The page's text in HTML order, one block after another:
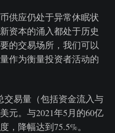
供应仍处于异常休眠状
资本的涌入都处于历史
的交易场所，我们可以
作为衡量投资者活动的
交易量（包括资金流入与
元。与2021年5月的60亿
，降幅达到75.5%。